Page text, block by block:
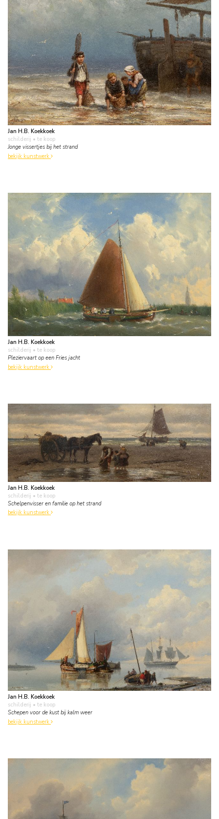
Jan H.B. Koekkoek
schilderij • te koop
Jonge vissertjes bij het strand
bekijk kunstwerk
Jan H.B. Koekkoek
schilderij • te koop
Pleziervaart op een Fries jacht
bekijk kunstwerk
Jan H.B. Koekkoek
schilderij • te koop
Schelpenvisser en familie op het strand
bekijk kunstwerk
Jan H.B. Koekkoek
schilderij • te koop
Schepen voor de kust bij kalm weer
bekijk kunstwerk